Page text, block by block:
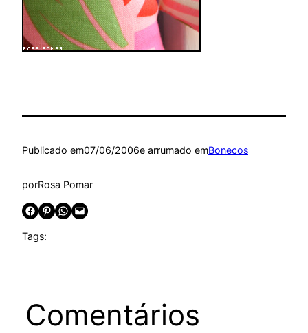
Publicado em07/06/2006e arrumado emBonecos
porRosa Pomar
Share on Facebook Share on Pinterest Share on WhatsApp Email this Page
Tags:
Comentários